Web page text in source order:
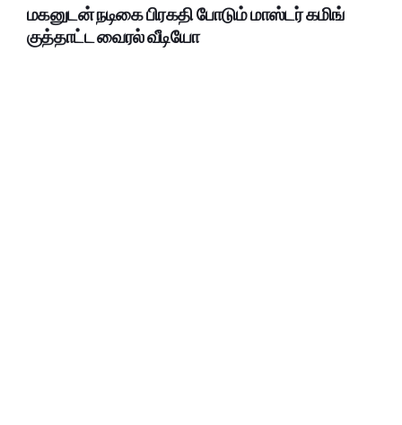
மகனுடன் நடிகை பிரகதி போடும் மாஸ்டர் கமிங்
குத்தாட்ட வைரல் வீடியோ